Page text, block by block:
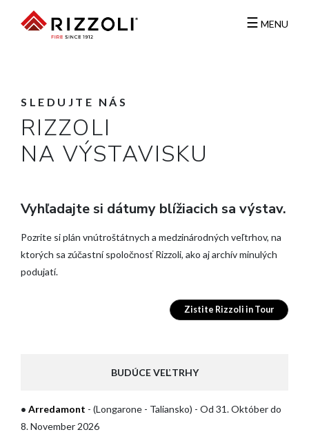
☰ MENU
SLEDUJTE NÁS
RIZZOLI
NA VÝSTAVISKU
Vyhľadajte si dátumy blížiacich sa výstav.
Pozrite si plán vnútroštátnych a medzinárodných veľtrhov, na
ktorých sa zúčastní spoločnosť Rizzoli, ako aj archív minulých
podujatí.
Zistite Rizzoli in Tour
BUDÚCE VEĽTRHY
• Arredamont - (Longarone - Taliansko) - Od 31. Október do
8. November 2026